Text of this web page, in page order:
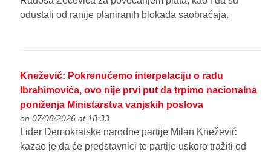
odustali od ranije planiranih blokada saobraćaja.
Knežević: Pokrenućemo interpelaciju o radu
Ibrahimovića, ovo nije prvi put da trpimo nacionalna
poniženja Ministarstva vanjskih poslova
on 07/08/2026 at 18:33
Lider Demokratske narodne partije Milan Knežević
kazao je da će predstavnici te partije uskoro tražiti od